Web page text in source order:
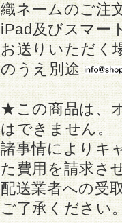
織ネームのご注
iPad及びスマー
お送りいただく
のうえ別途
★この商品は、
はできません。
諸事情によりキ
た費用を請求さ
配送業者への受
ご了承ください